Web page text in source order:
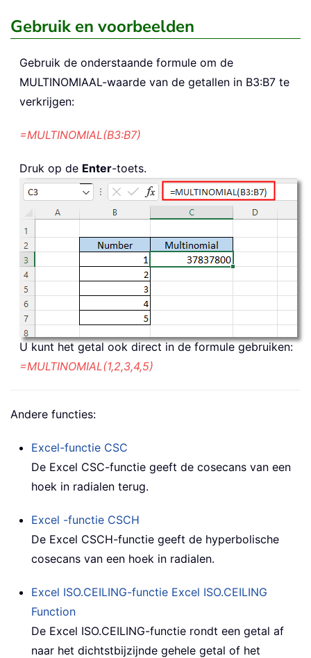
Gebruik en voorbeelden
Gebruik de onderstaande formule om de
MULTINOMIAAL-waarde van de getallen in B3:B7 te
verkrijgen:
=MULTINOMIAL(B3:B7)
Druk op de Enter-toets.
U kunt het getal ook direct in de formule gebruiken:
=MULTINOMIAL(1,2,3,4,5)
Andere functies:
Excel-functie CSC
De Excel CSC-functie geeft de cosecans van een
hoek in radialen terug.
Excel -functie CSCH
De Excel CSCH-functie geeft de hyperbolische
cosecans van een hoek in radialen.
Excel ISO.CEILING-functie Excel ISO.CEILING
Function
De Excel ISO.CEILING-functie rondt een getal af
naar het dichtstbijzijnde gehele getal of het